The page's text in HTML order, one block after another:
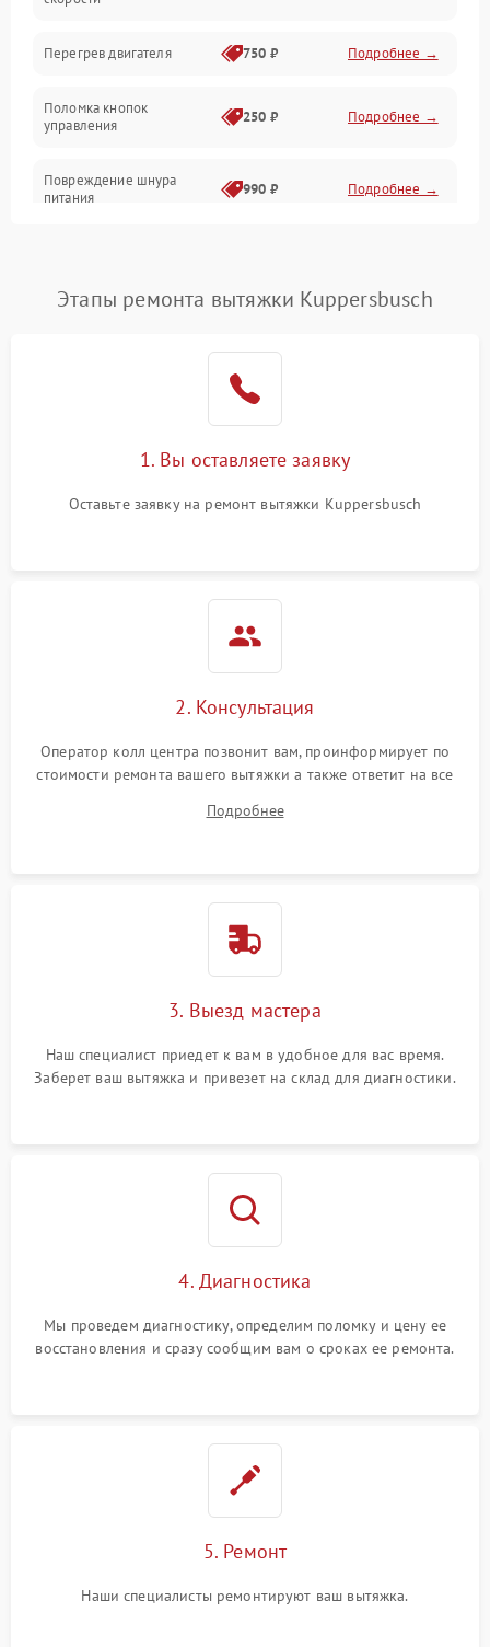
Перегрев двигателя 750 ₽ Подробнее →
Поломка кнопок
управления
250 ₽ Подробнее →
Повреждение шнура
питания
990 ₽ Подробнее →
1000 ₽
Этапы ремонта вытяжки Kuppersbusch
1. Вы оставляете заявку
Оставьте заявку на ремонт вытяжки Kuppersbusch
2. Консультация
Оператор колл центра позвонит вам, проинформирует по
стоимости ремонта вашего вытяжки а также ответит на все
Подробнее
3. Выезд мастера
Наш специалист приедет к вам в удобное для вас время.
Заберет ваш вытяжка и привезет на склад для диагностики.
4. Диагностика
Мы проведем диагностику, определим поломку и цену ее
восстановления и сразу сообщим вам о сроках ее ремонта.
5. Ремонт
Наши специалисты ремонтируют ваш вытяжка.